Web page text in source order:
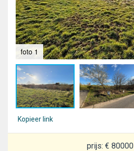
foto 1
Kopieer link
prijs: € 80000